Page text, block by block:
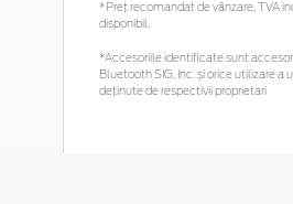
*Preţ recomandat de vânzare, TVA
disponibil.
*Accesoriile identificate sunt
Bluetooth SIG, Inc. și orice utilizare
deținute de respectivii proprietari